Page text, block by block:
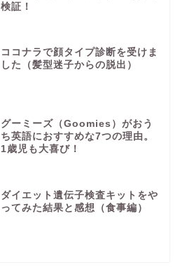
検証！
ココナラで顔タイプ診断を受けま
した（髪型迷子からの脱出）
グーミーズ（Goomies）がおう
ち英語におすすめな7つの理由。
1歳児も大喜び！
ダイエット遺伝子検査キットをや
ってみた結果と感想（食事編）